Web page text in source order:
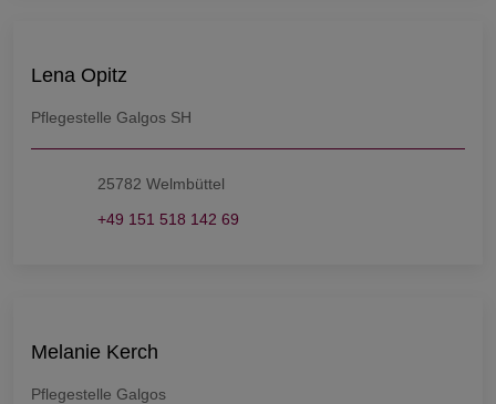
Lena Opitz
Pflegestelle Galgos SH
25782 Welmbüttel
+49 151 518 142 69
Melanie Kerch
Pflegestelle Galgos